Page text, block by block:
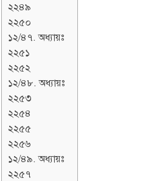
২২৪৯
২২৫০
১২/৪৭. অধ্যায়ঃ
২২৫১
২২৫২
১২/৪৮. অধ্যায়ঃ
২২৫৩
২২৫৪
২২৫৫
২২৫৬
১২/৪৯. অধ্যায়ঃ
২২৫৭